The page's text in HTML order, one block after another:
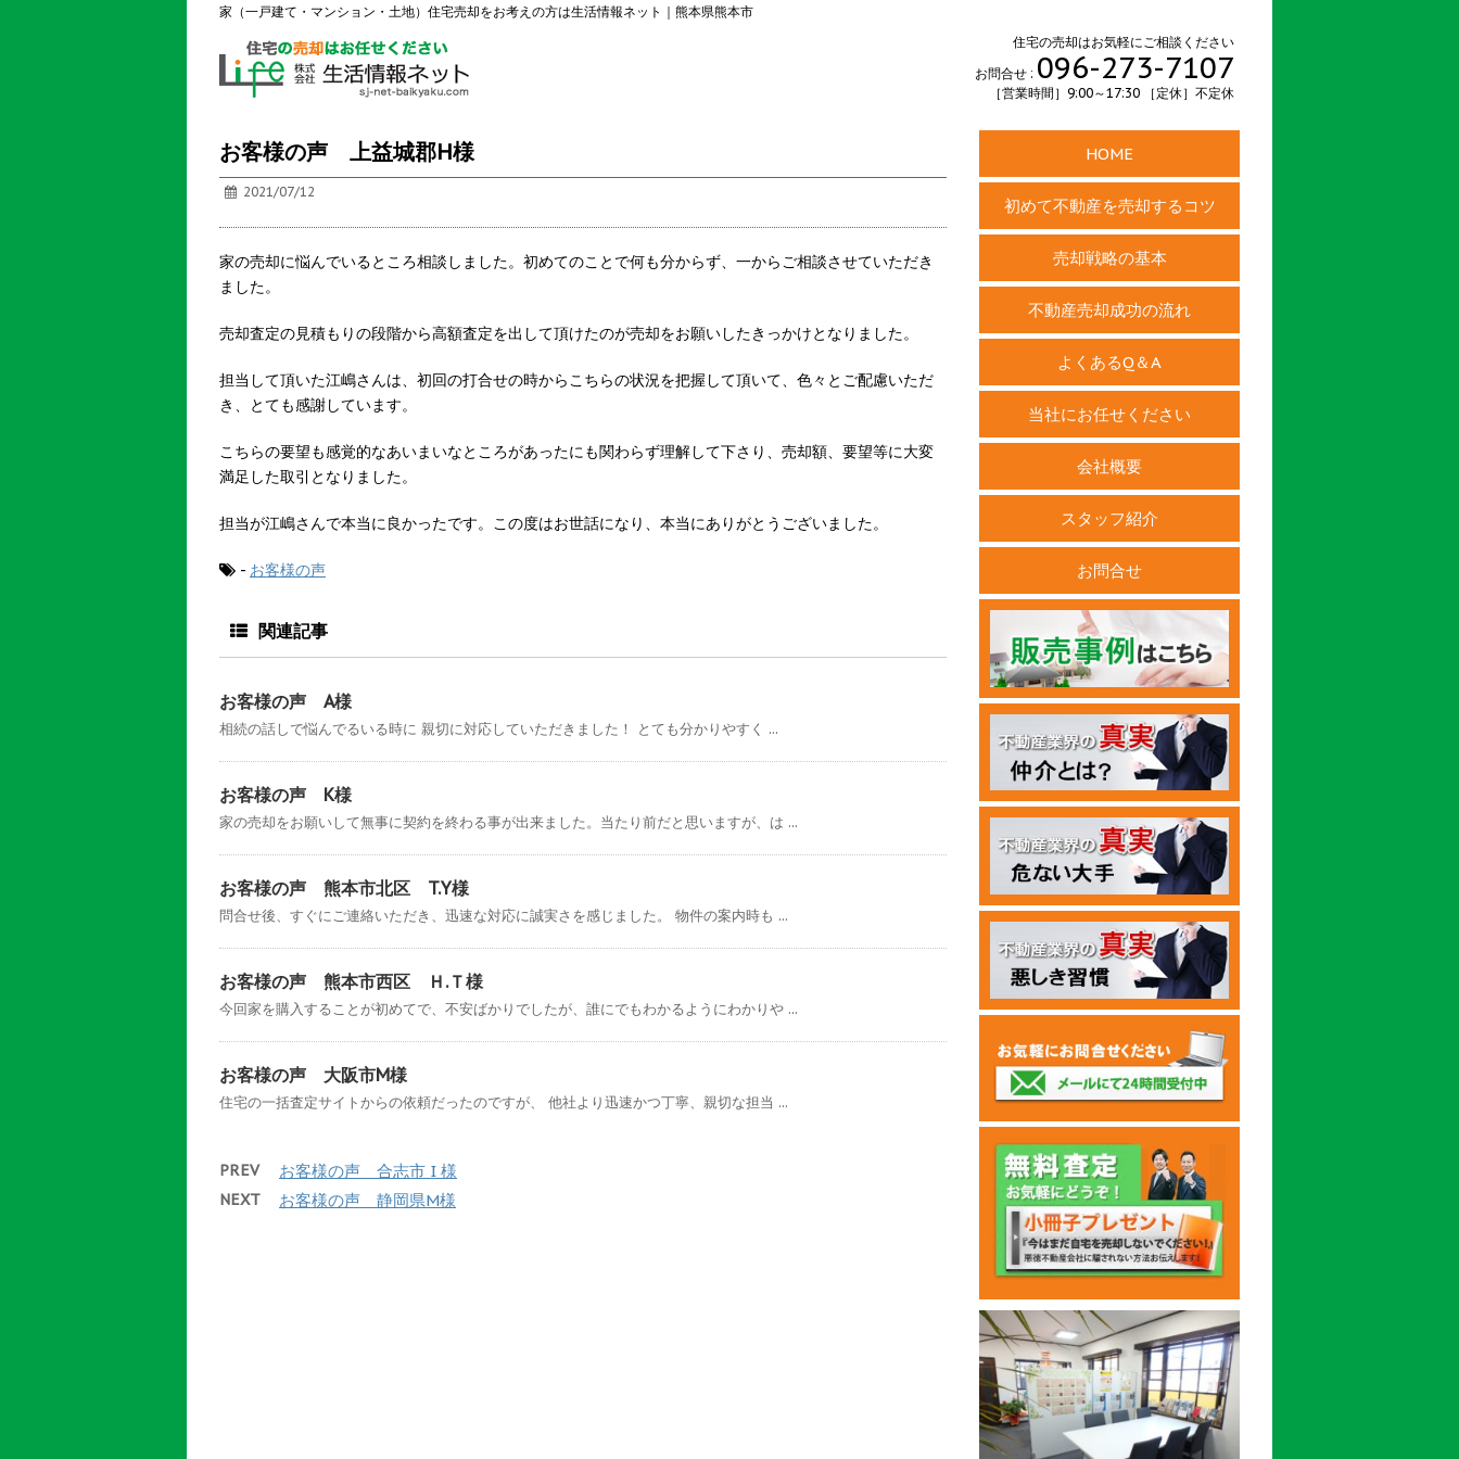
家（一戸建て・マンション・土地）住宅売却をお考えの方は生活情報ネット｜熊本県熊本市
住宅の売却はお気軽にご相談ください
お問合せ : 096-273-7107
［営業時間］9:00～17:30 ［定休］不定休
お客様の声 上益城郡H様
2021/07/12
家の売却に悩んでいるところ相談しました。初めてのことで何も分からず、一からご相談させていただき
ました。
売却査定の見積もりの段階から高額査定を出して頂けたのが売却をお願いしたきっかけとなりました。
担当して頂いた江嶋さんは、初回の打合せの時からこちらの状況を把握して頂いて、色々とご配慮いただ
き、とても感謝しています。
こちらの要望も感覚的なあいまいなところがあったにも関わらず理解して下さり、売却額、要望等に大変
満足した取引となりました。
担当が江嶋さんで本当に良かったです。この度はお世話になり、本当にありがとうございました。
- お客様の声
関連記事
お客様の声 A様
相続の話しで悩んでるいる時に 親切に対応していただきました！ とても分かりやすく ...
お客様の声 K様
家の売却をお願いして無事に契約を終わる事が出来ました。当たり前だと思いますが、は ...
お客様の声 熊本市北区 T.Y様
問合せ後、すぐにご連絡いただき、迅速な対応に誠実さを感じました。 物件の案内時も ...
お客様の声 熊本市西区 Ｈ.Ｔ様
今回家を購入することが初めてで、不安ばかりでしたが、誰にでもわかるようにわかりや ...
お客様の声 大阪市M様
住宅の一括査定サイトからの依頼だったのですが、 他社より迅速かつ丁寧、親切な担当 ...
PREV お客様の声 合志市 I 様
NEXT お客様の声 静岡県M様
HOME
初めて不動産を売却するコツ
売却戦略の基本
不動産売却成功の流れ
よくあるQ＆A
当社にお任せください
会社概要
スタッフ紹介
お問合せ